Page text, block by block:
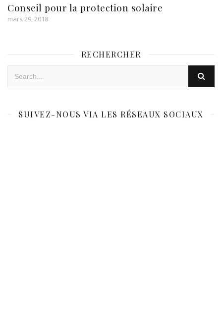
Conseil pour la protection solaire
mars 29, 2018
RECHERCHER
SUIVEZ-NOUS VIA LES RÉSEAUX SOCIAUX